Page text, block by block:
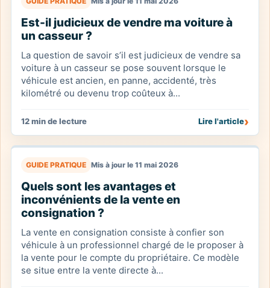
Est-il judicieux de vendre ma voiture à
un casseur ?
La question de savoir s’il est judicieux de vendre sa
voiture à un casseur se pose souvent lorsque le
véhicule est ancien, en panne, accidenté, très
kilométré ou devenu trop coûteux à...
12 min de lecture Lire l'article›
GUIDE PRATIQUE Mis à jour le 11 mai 2026
Quels sont les avantages et
inconvénients de la vente en
consignation ?
La vente en consignation consiste à confier son
véhicule à un professionnel chargé de le proposer à
la vente pour le compte du propriétaire. Ce modèle
se situe entre la vente directe à...